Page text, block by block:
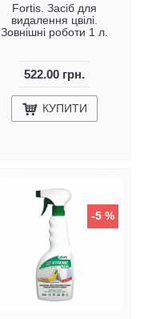
Fortis. Засіб для
видалення цвілі.
Зовнішні роботи 1 л.
522.00 грн.
КУПИТИ
-5 %